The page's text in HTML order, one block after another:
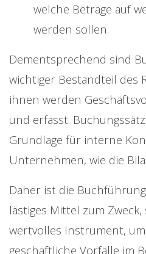
welche Beträge auf
werden sollen.
Dementsprechend sind
wichtiger Bestandteil des
ihnen werden
und erfasst.
Grundlage für interne
Unternehmen, wie die
Daher ist die
lästiges Mittel zum
wertvolles Instrument,
geschäftliche Vorfälle im